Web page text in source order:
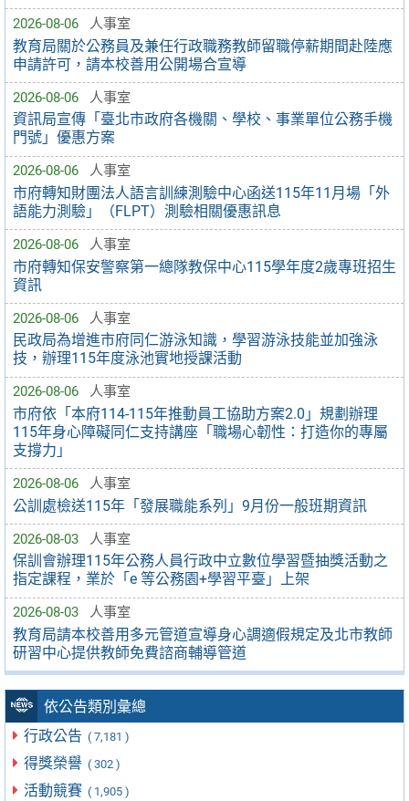
2026-08-06 人事室
教育局關於公務員及兼任行政職務教師留職停薪期間赴陸應
申請許可，請本校善用公開場合宣導
2026-08-06 人事室
資訊局宣傳「臺北市政府各機關、學校、事業單位公務手機
門號」優惠方案
2026-08-06 人事室
市府轉知財團法人語言訓練測驗中心函送115年11月場「外
語能力測驗」（FLPT）測驗相關優惠訊息
2026-08-06 人事室
市府轉知保安警察第一總隊教保中心115學年度2歲專班招生
資訊
2026-08-06 人事室
民政局為增進市府同仁游泳知識，學習游泳技能並加強泳
技，辦理115年度泳池實地授課活動
2026-08-06 人事室
市府依「本府114-115年推動員工協助方案2.0」規劃辦理
115年身心障礙同仁支持講座「職場心韌性：打造你的專屬
支撐力」
2026-08-06 人事室
公訓處檢送115年「發展職能系列」9月份一般班期資訊
2026-08-03 人事室
保訓會辦理115年公務人員行政中立數位學習暨抽獎活動之
指定課程，業於「e 等公務園+學習平臺」上架
2026-08-03 人事室
教育局請本校善用多元管道宣導身心調適假規定及北市教師
研習中心提供教師免費諮商輔導管道
依公告類別彙總
行政公告 ( 7,181 )
得獎榮譽 ( 302 )
活動競賽 ( 1,905 )